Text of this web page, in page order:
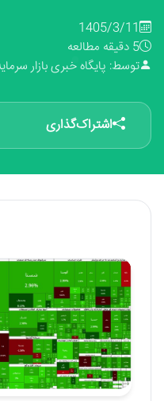
1405/3/11
5 دقیقه مطالعه
توسط: پایگاه خبری بازار
اشتراک‌گذاری